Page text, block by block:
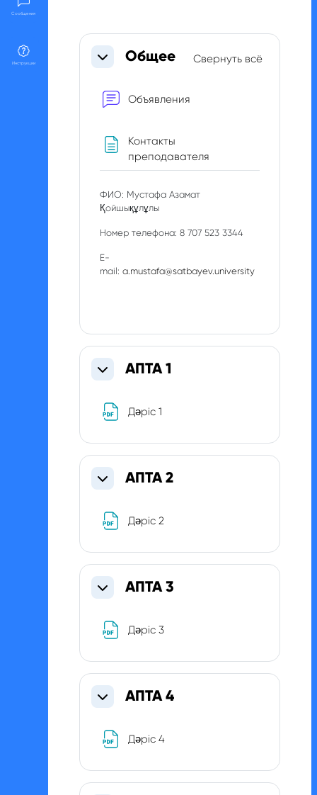
Сообщения
Инструкции
Section outline
СвернутьОбщее Свернуть всё
Объявления
Контакты
преподавателя
ФИО: Мустафа Азамат
Қойшықұлұлы
Номер телефона: 8 707 523 3344
E-
mail: a.mustafa@satbayev.university
СвернутьАПТА 1
Дәріс 1
СвернутьАПТА 2
Дәріс 2
СвернутьАПТА 3
Дәріс 3
СвернутьАПТА 4
Дәріс 4